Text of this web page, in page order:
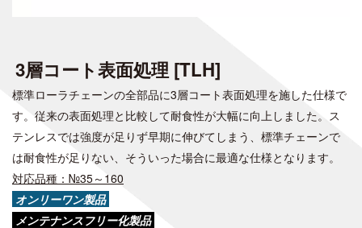
3層コート表面処理 [TLH]
標準ローラチェーンの全部品に3層コート表面処理を施した仕様で
す。従来の表面処理と比較して耐食性が大幅に向上しました。ス
テンレスでは強度が足りず早期に伸びてしまう、標準チェーンで
は耐食性が足りない、そういった場合に最適な仕様となります。
対応品種：№35～160
オンリーワン製品
メンテナンスフリー化製品